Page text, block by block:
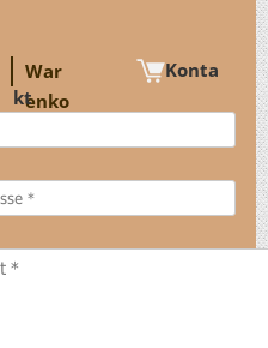
War
enko
Konta
kt